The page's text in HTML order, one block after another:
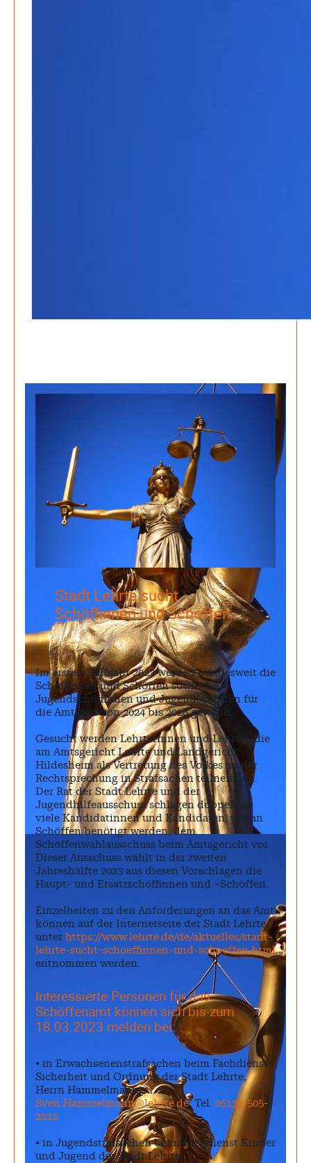
FAN-SHOP
Archive
Mai 2026
April 2026
März 2026
Februar 2026
Januar 2026
Dezember 2025
Stadt Lehrte sucht
Schöffinnen und Schöffen
Im ersten Halbjahr 2023 werden bundesweit die
Schöffinnen und Schöffen sowie die
Jugendschöffinnen und Jugendschöffen für
die Amtszeit von 2024 bis 2028 gewählt.
Gesucht werden Lehrterinnen und Lehrter, die
am Amtsgericht Lehrte und Landgericht
Hildesheim als Vertretung des Volkes an der
Rechtsprechung in Strafsachen teilnehmen.
Der Rat der Stadt Lehrte und der
Jugendhilfeausschuss schlagen doppelt so
viele Kandidatinnen und Kandidaten, wie an
Schöffen benötigt werden, dem
Schöffenwahlausschuss beim Amtsgericht vor.
Dieser Ausschuss wählt in der zweiten
Jahreshälfte 2023 aus diesen Vorschlägen die
Haupt- und Ersatzschöffinnen und –Schöffen.
Einzelheiten zu den Anforderungen an das Amt
können auf der Internetseite der Stadt Lehrte
unter https://www.lehrte.de/de/aktuelles/stadt-
lehrte-sucht-schoeffinnen-und-schoeffen.html
entnommen werden.
Interessierte Personen für das
Schöffenamt können sich bis zum
18.03.2023 melden bei:
• in Erwachsenenstrafsachen beim Fachdienst
Sicherheit und Ordnung der Stadt Lehrte,
Herrn Hammelmann,
Sven.Hammelmann@lehrte.de, Tel. 05132/505-
2212
• in Jugendstrafsachen beim Fachdienst Kinder
und Jugend der Stadt Lehrte,